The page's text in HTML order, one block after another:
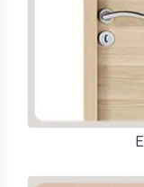
disponibles avec
Gravure laser ou
Matières :
Fixation par
234 références